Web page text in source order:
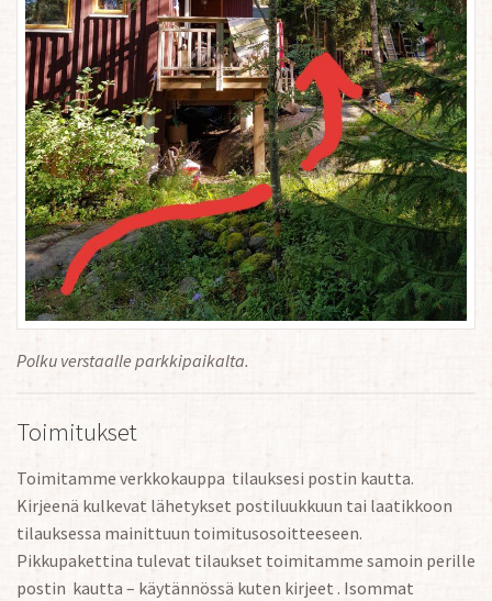
Polku verstaalle parkkipaikalta.
Toimitukset
Toimitamme verkkokauppa tilauksesi postin kautta.
Kirjeenä kulkevat lähetykset postiluukkuun tai laatikkoon
tilauksessa mainittuun toimitusosoitteeseen.
Pikkupakettina tulevat tilaukset toimitamme samoin perille
postin kautta – käytännössä kuten kirjeet . Isommat